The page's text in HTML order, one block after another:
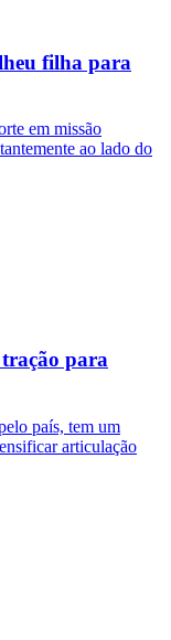
filha para
em missão
ao lado do
para
país, tem um
articulação